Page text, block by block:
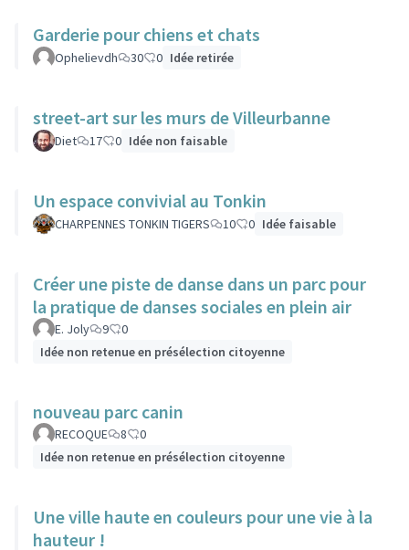
Garderie pour chiens et chats
Ophelievdh 30 0 Idée retirée
street-art sur les murs de Villeurbanne
Diet 17 0 Idée non faisable
Un espace convivial au Tonkin
CHARPENNES TONKIN TIGERS 10 0 Idée faisable
Créer une piste de danse dans un parc pour
la pratique de danses sociales en plein air
E. Joly 9
0
Idée non retenue en présélection citoyenne
nouveau parc canin
RECOQUE 8
0
Idée non retenue en présélection citoyenne
Une ville haute en couleurs pour une vie à la
hauteur !